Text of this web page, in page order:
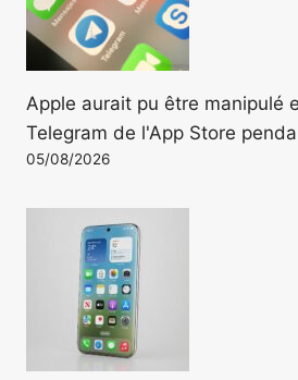
Apple aurait pu être manipulé
Telegram de l'App Store
05/08/2026